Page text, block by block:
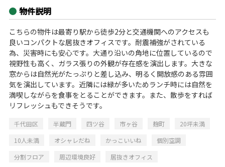
物件説明
こちらの物件は最寄り駅から徒歩2分と交通機関へのアクセスも
良いコンパクトな居抜きオフィスです。耐震補強がされている
為、災害時にも安心です。大通り沿いの角地に位置しているので
視野性も高く、ガラス張りの外観が存在感を演出します。大きな
窓からは自然光がたっぷりと差し込み、明るく開放感のある雰囲
気を演出しています。近隣には緑が多いためランチ時には自然を
満喫しながらを食事をとることができます。また、散歩をすれば
リフレッシュもできそうです。
千代田区 半蔵門 四ツ谷 市ヶ谷 麹町
20坪未満
10人未満
オシャレだね かっこいいね
個別空調
分割フロア
周辺環境良好
居抜きオフィス